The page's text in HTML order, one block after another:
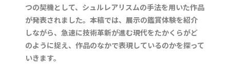
つの契機として、シュルレアリスムの手法を用いた作品
が発表されました。本稿では、展示の鑑賞体験を紹介
しながら、急速に技術革新が進む現代をたかくらがど
のように捉え、作品のなかで表現しているのかを探って
いきます。